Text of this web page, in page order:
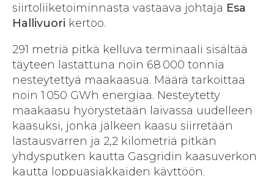
siirtoliiketoiminnasta vastaava johtaja Esa
Hallivuori kertoo.
291 metriä pitkä kelluva terminaali sisältää
täyteen lastattuna noin 68 000 tonnia
nesteytettyä maakaasua. Määrä tarkoittaa
noin 1 050 GWh energiaa. Nesteytetty
maakaasu hyörystetään laivassa uudelleen
kaasuksi, jonka jälkeen kaasu siirretään
lastausvarren ja 2,2 kilometriä pitkän
yhdysputken kautta Gasgridin kaasuverkon
kautta loppuasiakkaiden käyttöön.